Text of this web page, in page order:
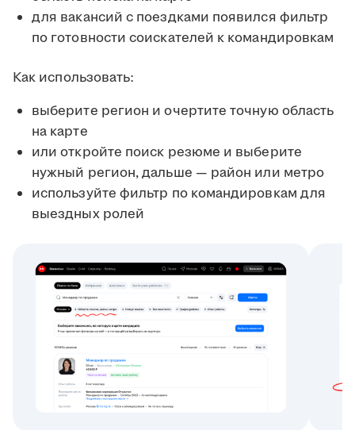
для вакансий с поездками появился фильтр
по готовности соискателей к командировкам
Как использовать:
выберите регион и очертите точную область
на карте
или откройте поиск резюме и выберите
нужный регион, дальше — район или метро
используйте фильтр по командировкам для
выездных ролей